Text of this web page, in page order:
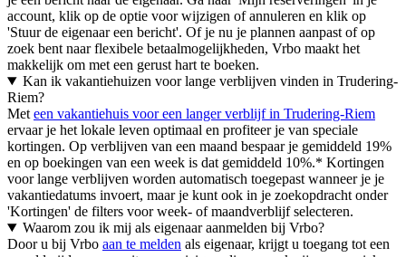
account, klik op de optie voor wijzigen of annuleren en klik op
'Stuur de eigenaar een bericht'. Of je nu je plannen aanpast of op
zoek bent naar flexibele betaalmogelijkheden, Vrbo maakt het
makkelijk om met een gerust hart te boeken.
Kan ik vakantiehuizen voor lange verblijven vinden in Trudering-
Riem?
Met een vakantiehuis voor een langer verblijf in Trudering-Riem
ervaar je het lokale leven optimaal en profiteer je van speciale
kortingen. Op verblijven van een maand bespaar je gemiddeld 19%
en op boekingen van een week is dat gemiddeld 10%.* Kortingen
voor lange verblijven worden automatisch toegepast wanneer je je
vakantiedatums invoert, maar je kunt ook in je zoekopdracht onder
'Kortingen' de filters voor week- of maandverblijf selecteren.
Waarom zou ik mij als eigenaar aanmelden bij Vrbo?
Door u bij Vrbo aan te melden als eigenaar, krijgt u toegang tot een